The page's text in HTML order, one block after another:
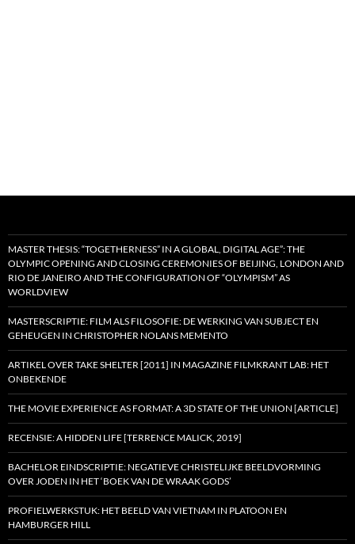
MASTER THESIS: “TOGETHERNESS” IN A GLOBAL, DIGITAL AGE”: THE
OLYMPIC OPENING AND CLOSING CEREMONIES OF BEIJING, LONDON AND
RIO DE JANEIRO AND THE CONFIGURATION OF “OLYMPISM” AS
WORLDVIEW
MASTERSCRIPTIE: FILM ALS FILOSOFIE: DE WERKING VAN SUBJECT EN
GEHEUGEN IN CHRISTOPHER NOLANS MEMENTO
ARTIKEL OVER TAKE SHELTER [2011] IN MAGAZINE FILMKRANT LAB: HET
ONBEKENDE
THE MOVIE EXPERIENCE AS FORMAT: A 3D STATE OF THE UNION [ARTICLE]
RECENSIE: A HIDDEN LIFE [TERRENCE MALICK, 2019]
BACHELOR EINDSCRIPTIE: NEGATIEVE CHRISTELIJKE BEELDVORMING
OVER JODEN IN HET ‘BOEK VAN DE WRAAK GODS’
PROFIELWERKSTUK: HET BEELD VAN VIETNAM IN PLATOON EN
HAMBURGER HILL